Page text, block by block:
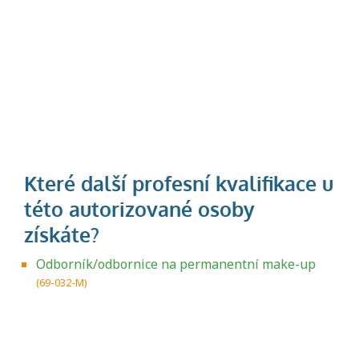
Odborník/odbornice na permanentní make-up
(69-032-M)
Projděte si seznam profesních kvalifikací.